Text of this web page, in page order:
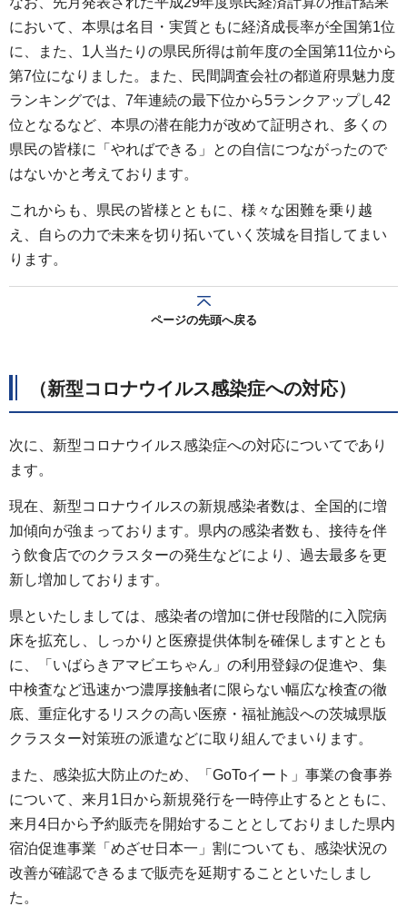
において、本県は名目・実質ともに経済成長率が全国第1位
に、また、1人当たりの県民所得は前年度の全国第11位から
第7位になりました。また、民間調査会社の都道府県魅力度
ランキングでは、7年連続の最下位から5ランクアップし42
位となるなど、本県の潜在能力が改めて証明され、多くの
県民の皆様に「やればできる」との自信につながったので
はないかと考えております。
これからも、県民の皆様とともに、様々な困難を乗り越
え、自らの力で未来を切り拓いていく茨城を目指してまい
ります。
ページの先頭へ戻る
（新型コロナウイルス感染症への対応）
次に、新型コロナウイルス感染症への対応についてであり
ます。
現在、新型コロナウイルスの新規感染者数は、全国的に増
加傾向が強まっております。県内の感染者数も、接待を伴
う飲食店でのクラスターの発生などにより、過去最多を更
新し増加しております。
県といたしましては、感染者の増加に併せ段階的に入院病
床を拡充し、しっかりと医療提供体制を確保しますととも
に、「いばらきアマビエちゃん」の利用登録の促進や、集
中検査など迅速かつ濃厚接触者に限らない幅広な検査の徹
底、重症化するリスクの高い医療・福祉施設への茨城県版
クラスター対策班の派遣などに取り組んでまいります。
また、感染拡大防止のため、「GoToイート」事業の食事券
について、来月1日から新規発行を一時停止するとともに、
来月4日から予約販売を開始することとしておりました県内
宿泊促進事業「めざせ日本一」割についても、感染状況の
改善が確認できるまで販売を延期することといたしまし
た。